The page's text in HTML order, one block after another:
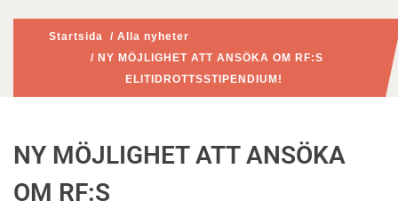
Startsida / Alla nyheter
/ NY MÖJLIGHET ATT ANSÖKA OM RF:S
ELITIDROTTSSTIPENDIUM!
NY MÖJLIGHET ATT ANSÖKA
OM RF:S